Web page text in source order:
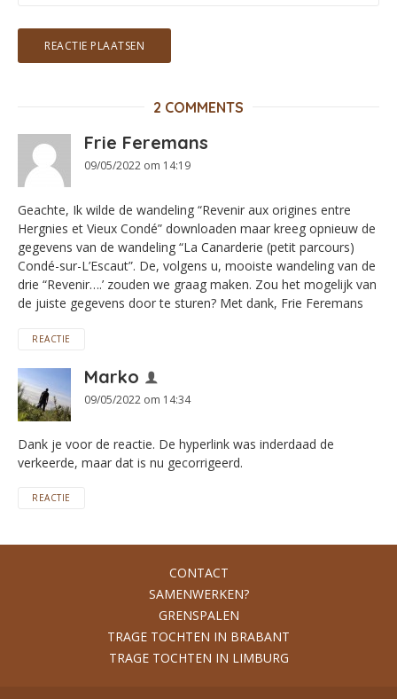
2 COMMENTS
Frie Feremans
09/05/2022 om 14:19
Geachte, Ik wilde de wandeling “Revenir aux origines entre
Hergnies et Vieux Condé” downloaden maar kreeg opnieuw de
gegevens van de wandeling “La Canarderie (petit parcours)
Condé-sur-L’Escaut”. De, volgens u, mooiste wandeling van de
drie “Revenir….’ zouden we graag maken. Zou het mogelijk van
de juiste gegevens door te sturen? Met dank, Frie Feremans
REACTIE
Marko
09/05/2022 om 14:34
Dank je voor de reactie. De hyperlink was inderdaad de
verkeerde, maar dat is nu gecorrigeerd.
REACTIE
CONTACT
SAMENWERKEN?
GRENSPALEN
TRAGE TOCHTEN IN BRABANT
TRAGE TOCHTEN IN LIMBURG